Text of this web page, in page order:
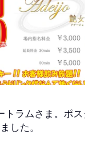
トラムさま。ポ
した。